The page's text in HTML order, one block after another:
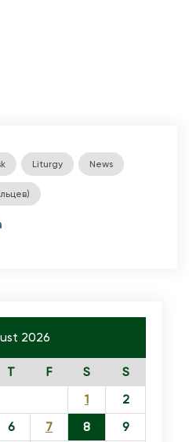
Liturgy News
2026
T F S
S
1
2
6 7 8
9